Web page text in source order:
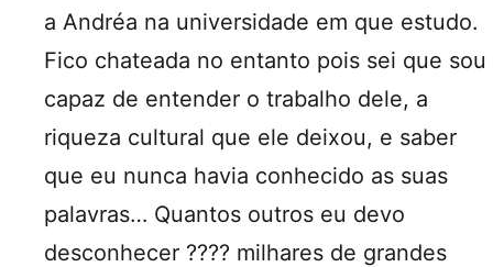
a Andréa na universidade em que estudo.
Fico chateada no entanto pois sei que sou
capaz de entender o trabalho dele, a
riqueza cultural que ele deixou, e saber
que eu nunca havia conhecido as suas
palavras… Quantos outros eu devo
desconhecer ???? milhares de grandes